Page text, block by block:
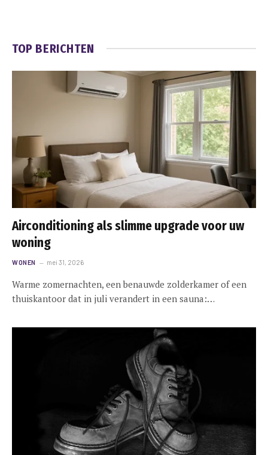
TOP BERICHTEN
Airconditioning als slimme upgrade voor uw
woning
WONEN mei 31, 2026
Warme zomernachten, een benauwde zolderkamer of een
thuiskantoor dat in juli verandert in een sauna:…